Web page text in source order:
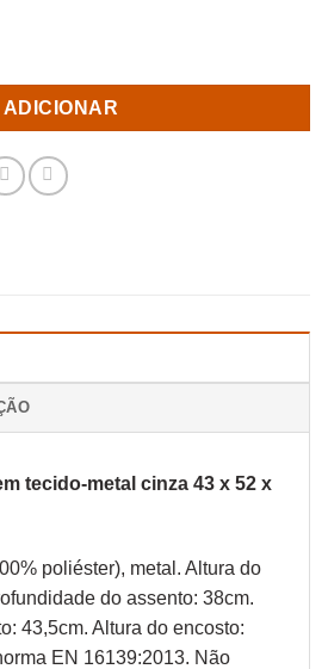
de sala em tecido-metal cinza 43 x 52
ADICIONAR
tecido-metal cinza 43 x 52 x
poliéster), metal. Altura do
do assento: 38cm.
43,5cm. Altura do encosto:
EN 16139:2013. Não